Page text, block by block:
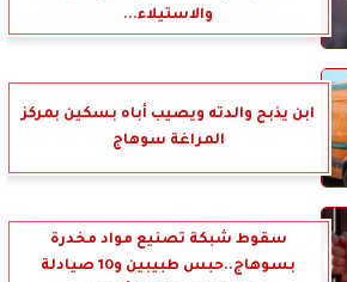
والاستيلاء...
ابن يذبح والدته ويصيب أباه بسكين بمركز
المراغة سوهاج
سقوط شبكة تصنيع مواد مخدرة
بسوهاج..حبس طبيبين و10 صيادلة